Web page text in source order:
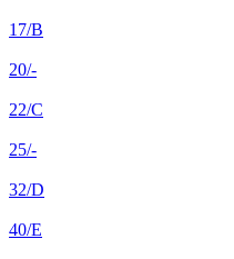
17/B
20/-
22/C
25/-
32/D
40/E